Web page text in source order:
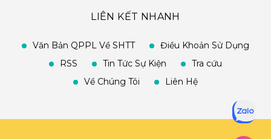
LIÊN KẾT NHANH
Văn Bản QPPL Về SHTT
Điều Khoản Sử Dụng
RSS
Tin Tức Sự Kiện
Tra cứu
Về Chúng Tôi
Liên Hệ